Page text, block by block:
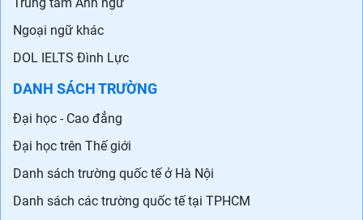
Trung tâm tư vấn Du học
NGOẠI NGỮ
Chứng chỉ tiếng Anh
Trung tâm Anh ngữ
Ngoại ngữ khác
DOL IELTS Đình Lực
DANH SÁCH TRƯỜNG